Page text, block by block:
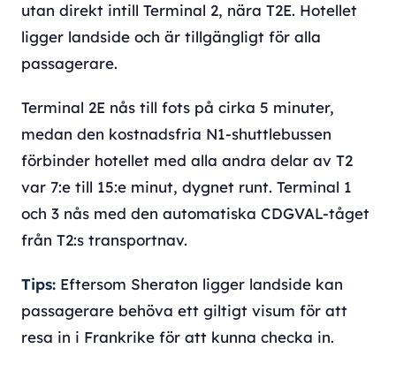
utan direkt intill Terminal 2, nära T2E. Hotellet
ligger landside och är tillgängligt för alla
passagerare.
Terminal 2E nås till fots på cirka 5 minuter,
medan den kostnadsfria N1-shuttlebussen
förbinder hotellet med alla andra delar av T2
var 7:e till 15:e minut, dygnet runt. Terminal 1
och 3 nås med den automatiska CDGVAL-tåget
från T2:s transportnav.
Tips: Eftersom Sheraton ligger landside kan
passagerare behöva ett giltigt visum för att
resa in i Frankrike för att kunna checka in.